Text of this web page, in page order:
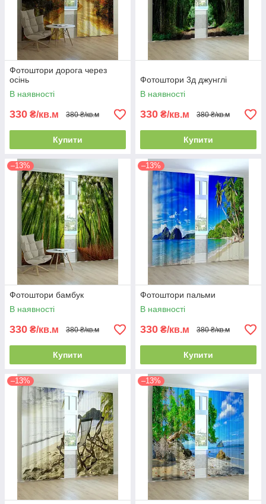
Фотоштори дорога через
осінь
В наявності
330 ₴/кв.м 380 ₴/кв.м
Купити
Фотоштори 3д джунглі
В наявності
330 ₴/кв.м 380 ₴/кв.м
Купити
–13%
Фотоштори бамбук
В наявності
330 ₴/кв.м 380 ₴/кв.м
Купити
–13%
Фотоштори пальми
В наявності
330 ₴/кв.м 380 ₴/кв.м
Купити
–13% –13%